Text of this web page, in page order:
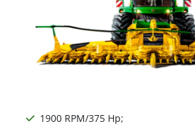
1900 RPM/375 Hp;